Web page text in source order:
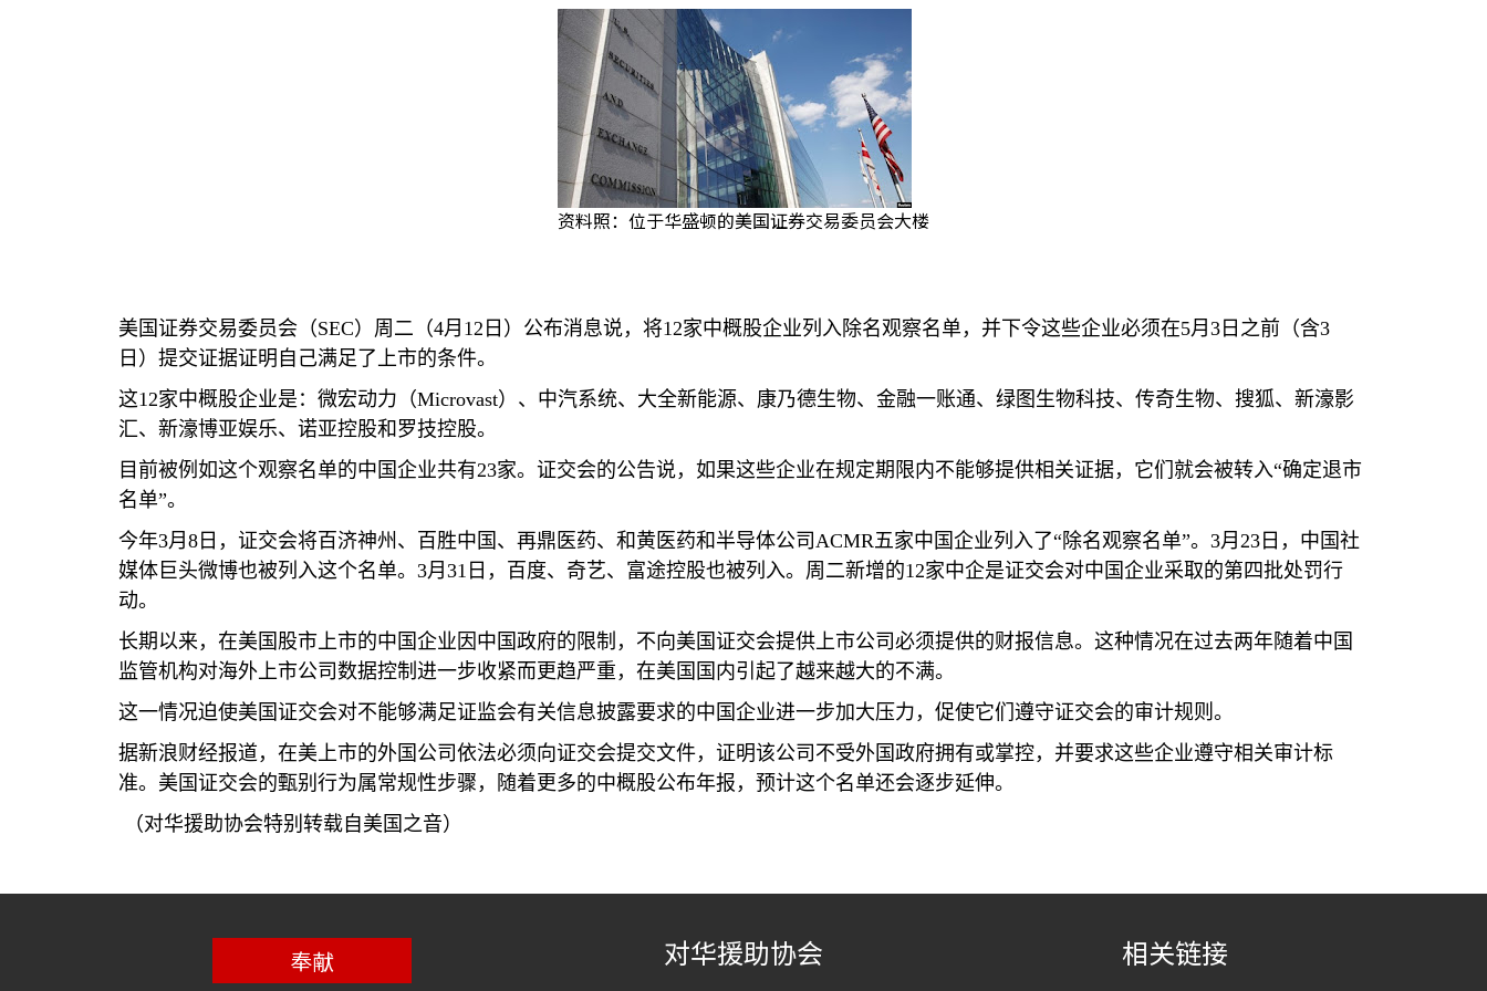
资料照：位于华盛顿的美国证券交易委员会大楼
美 国证券交易委员会 （SEC）周二（4月 12 日）公布消息说， 将12家中概股企业列入除名观察名单 ，并下令这些企业必须在5月 3 日之前（含3
日）提交证据证明自己满足了上市的条件。
这12家中概股企业是：微宏动力（Microvast）、中汽系统、大全新能源、康乃德生物、金融一账通、 绿图 生物科技、 传奇生物、搜狐、新濠影
汇、新濠博亚娱乐、 诺亚控股和 罗技控股。
目前被例如这个观察名单的中 国企业共有23家。 证交会的公告说，如果这些企业在规定期限内不能够提供相关证据，它们 就会被转入“确定退市
名单”。
今年3月 8 日， 证交会将 百 济神州、百胜中 国 、再鼎 医药、和 黄医药和半导体公司 ACMR五家中 国企业列入了“除名观察名单”。 3月 23 日，中 国社
媒体巨头微博也被列入这个名单。 3月 31 日，百度、奇艺、富途控股也被列入。周二新增的12家中企是证交会对中 国企业采取的第四批处罚行
动。
长期以来，在美 国 股市上市的中 国企业 因中 国政府的限制，不向美 国证交会提供上市公司必须提供的财报信息。 这种情况在过去两年随着中 国
监管机构对海外上市公司 数据控制 进一步收紧而更趋严重，在美 国国内引起了越来越大的不满。
这一情况迫使美 国证交会对不能够满足证监会有关信息披露要求的中 国企业进一步加大压力，促使它们 遵守证交会的审计规则 。
据新浪财经报道，在美上市的外国 公司依法必须向证交会提交文件， 证明该公司不受外国政府拥有或掌控，并要求这些企业遵守相关审计标
准。美 国证交会的甄别 行为属常规性步骤 ， 随着更多的中概股公布年报 ， 预计这个名单还会逐步延伸。
（对华援助协会特别转载自美国之音）
奉献 对华援助协会 相关链接